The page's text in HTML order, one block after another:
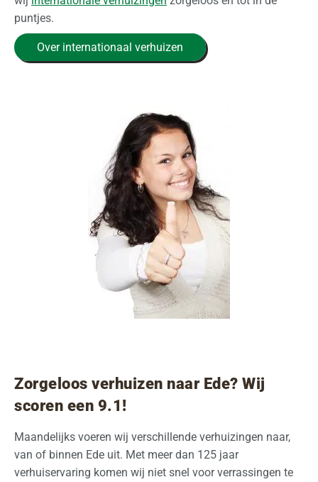
puntjes.
Over internationaal verhuizen
Zorgeloos verhuizen naar Ede? Wij
scoren een 9.1!
Maandelijks voeren wij verschillende verhuizingen naar,
van of binnen Ede uit. Met meer dan 125 jaar
verhuiservaring komen wij niet snel voor verrassingen te